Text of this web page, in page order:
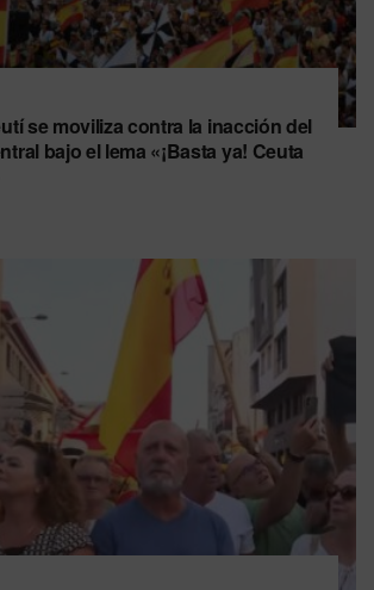
se moviliza contra la inacción del
bajo el lema «¡Basta ya! Ceuta